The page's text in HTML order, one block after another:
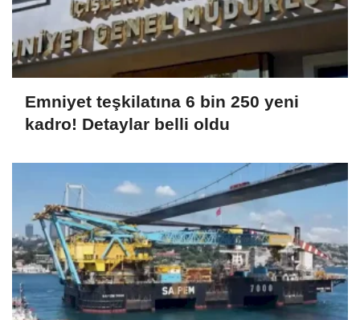
Emniyet teşkilatına 6 bin 250 yeni
kadro! Detaylar belli oldu